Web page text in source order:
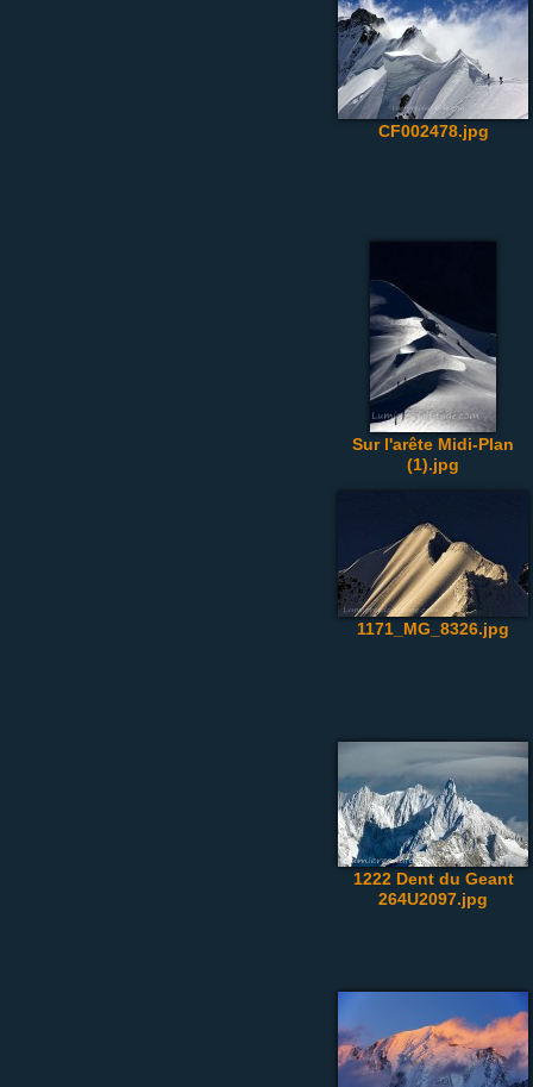
CF002478.jpg
Sur l'arête Midi-Plan
(1).jpg
1171_MG_8326.jpg
1222 Dent du Geant
264U2097.jpg